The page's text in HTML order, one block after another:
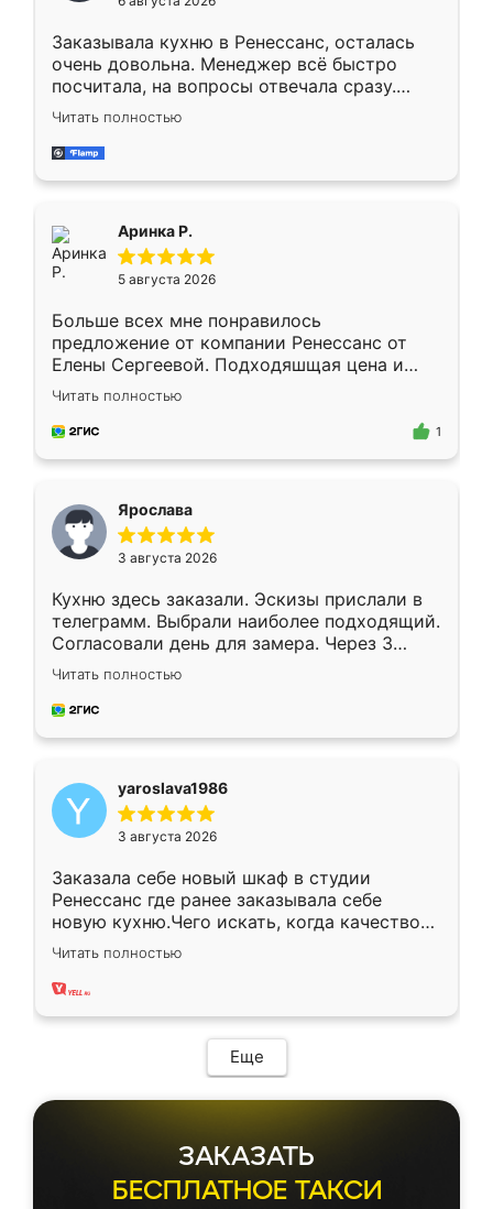
мебели буду заказывать только здесь.
Заказывала кухню в Ренессанс, осталась
очень довольна. Менеджер всё быстро
посчитала, на вопросы отвечала сразу.
Замерщик приехал в субботу, подошёл к
делу со всей ответственностью. Собрали
за день, ребята работали аккуратно, даже
Читать полностью
Аринка Р.
5 августа 2026
Больше всех мне понравилось
предложение от компании Ренессанс от
Елены Сергеевой. Подходяшщая цена и
короткие сроки изготовления. Приехавший
для замера сотрудник Владислав
предложил по моему эскизу самый
Читать полностью
1
Ярослава
3 августа 2026
Кухню здесь заказали. Эскизы прислали в
телеграмм. Выбрали наиболее подходящий.
Согласовали день для замера. Через 3
недели кухня была уже готова. Остались
довольны работой. Спасибо Ренессанс
мебель за качественную работу!
Читать полностью
yaroslava1986
3 августа 2026
Заказала себе новый шкаф в студии
Ренессанс где ранее заказывала себе
новую кухню.Чего искать, когда качеством
вполне довольна. Служит кухня уже почти
два года, нареканий нет.
Читать полностью
Еще
ЗАКАЗАТЬ
БЕСПЛАТНОЕ ТАКСИ